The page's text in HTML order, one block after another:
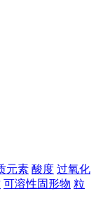
元素 酸度 过氧化
可溶性固形物 粒